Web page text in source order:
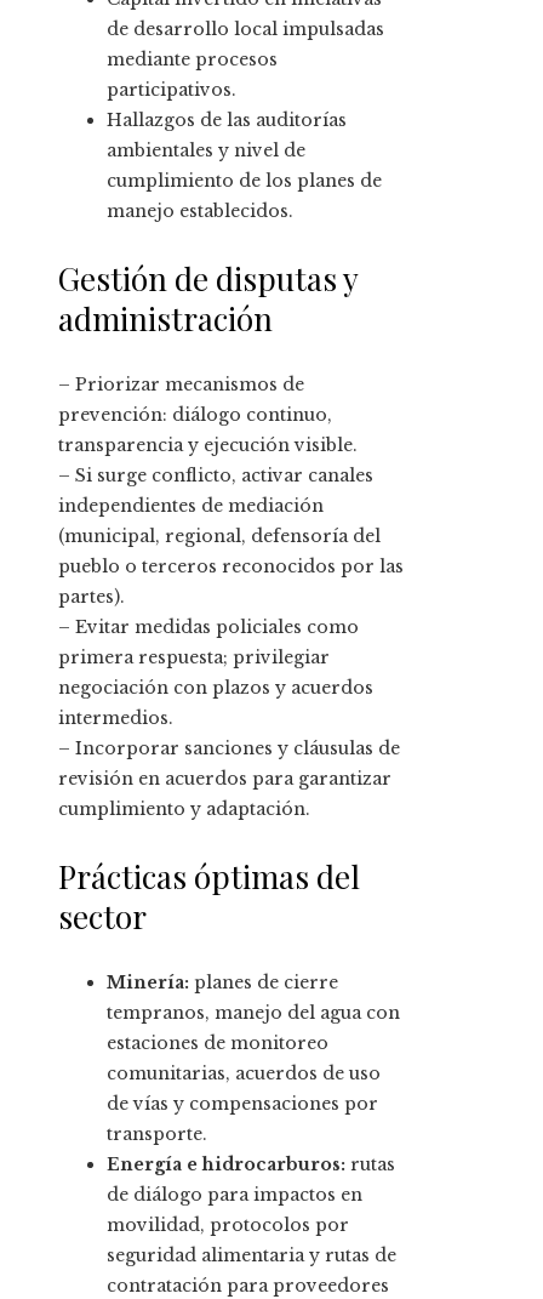
de desarrollo local impulsadas
mediante procesos
participativos.
Hallazgos de las auditorías
ambientales y nivel de
cumplimiento de los planes de
manejo establecidos.
Gestión de disputas y
administración
– Priorizar mecanismos de
prevención: diálogo continuo,
transparencia y ejecución visible.
– Si surge conflicto, activar canales
independientes de mediación
(municipal, regional, defensoría del
pueblo o terceros reconocidos por las
partes).
– Evitar medidas policiales como
primera respuesta; privilegiar
negociación con plazos y acuerdos
intermedios.
– Incorporar sanciones y cláusulas de
revisión en acuerdos para garantizar
cumplimiento y adaptación.
Prácticas óptimas del
sector
Minería: planes de cierre
tempranos, manejo del agua con
estaciones de monitoreo
comunitarias, acuerdos de uso
de vías y compensaciones por
transporte.
Energía e hidrocarburos: rutas
de diálogo para impactos en
movilidad, protocolos por
seguridad alimentaria y rutas de
contratación para proveedores